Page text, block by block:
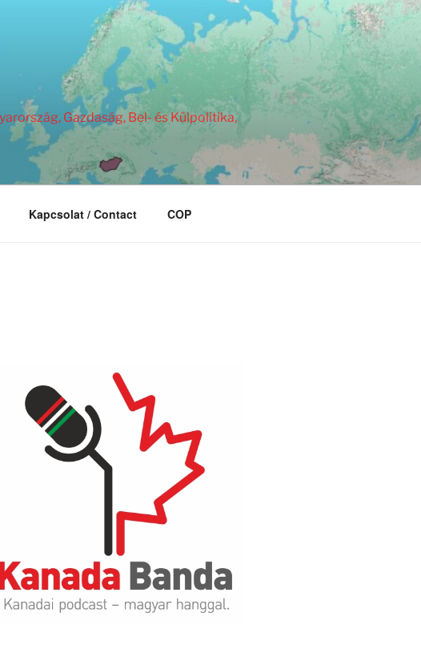
Gazdaság, Bel- és Külpolitika,
Kapcsolat / Contact COP